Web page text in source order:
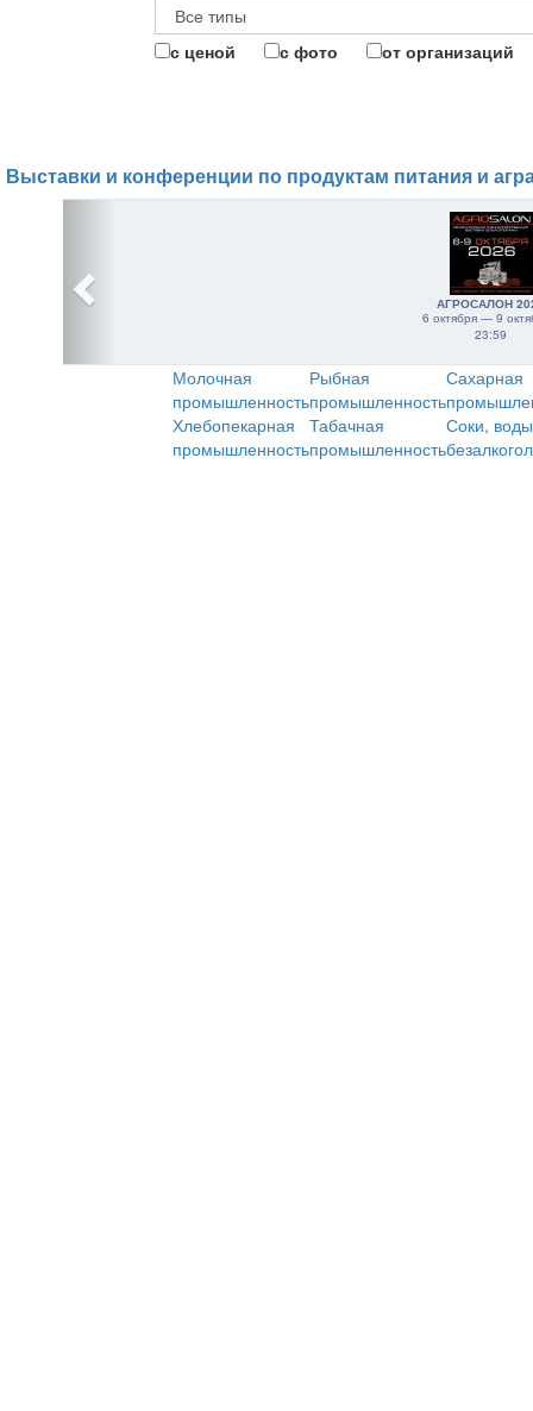
с ценой с фото от организаций
Выставки и конференции по продуктам питания и
АГРОСАЛОН
6 октября — 9
23:59
Молочная
промышленность
Рыбная
промышленность
Сахарная
Хлебопекарная
промышленность
Табачная
промышленность
Соки,